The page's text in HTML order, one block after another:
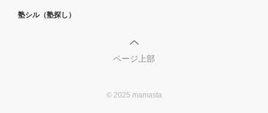
塾シル（塾探し）
ページ上部
© 2025 mamasta